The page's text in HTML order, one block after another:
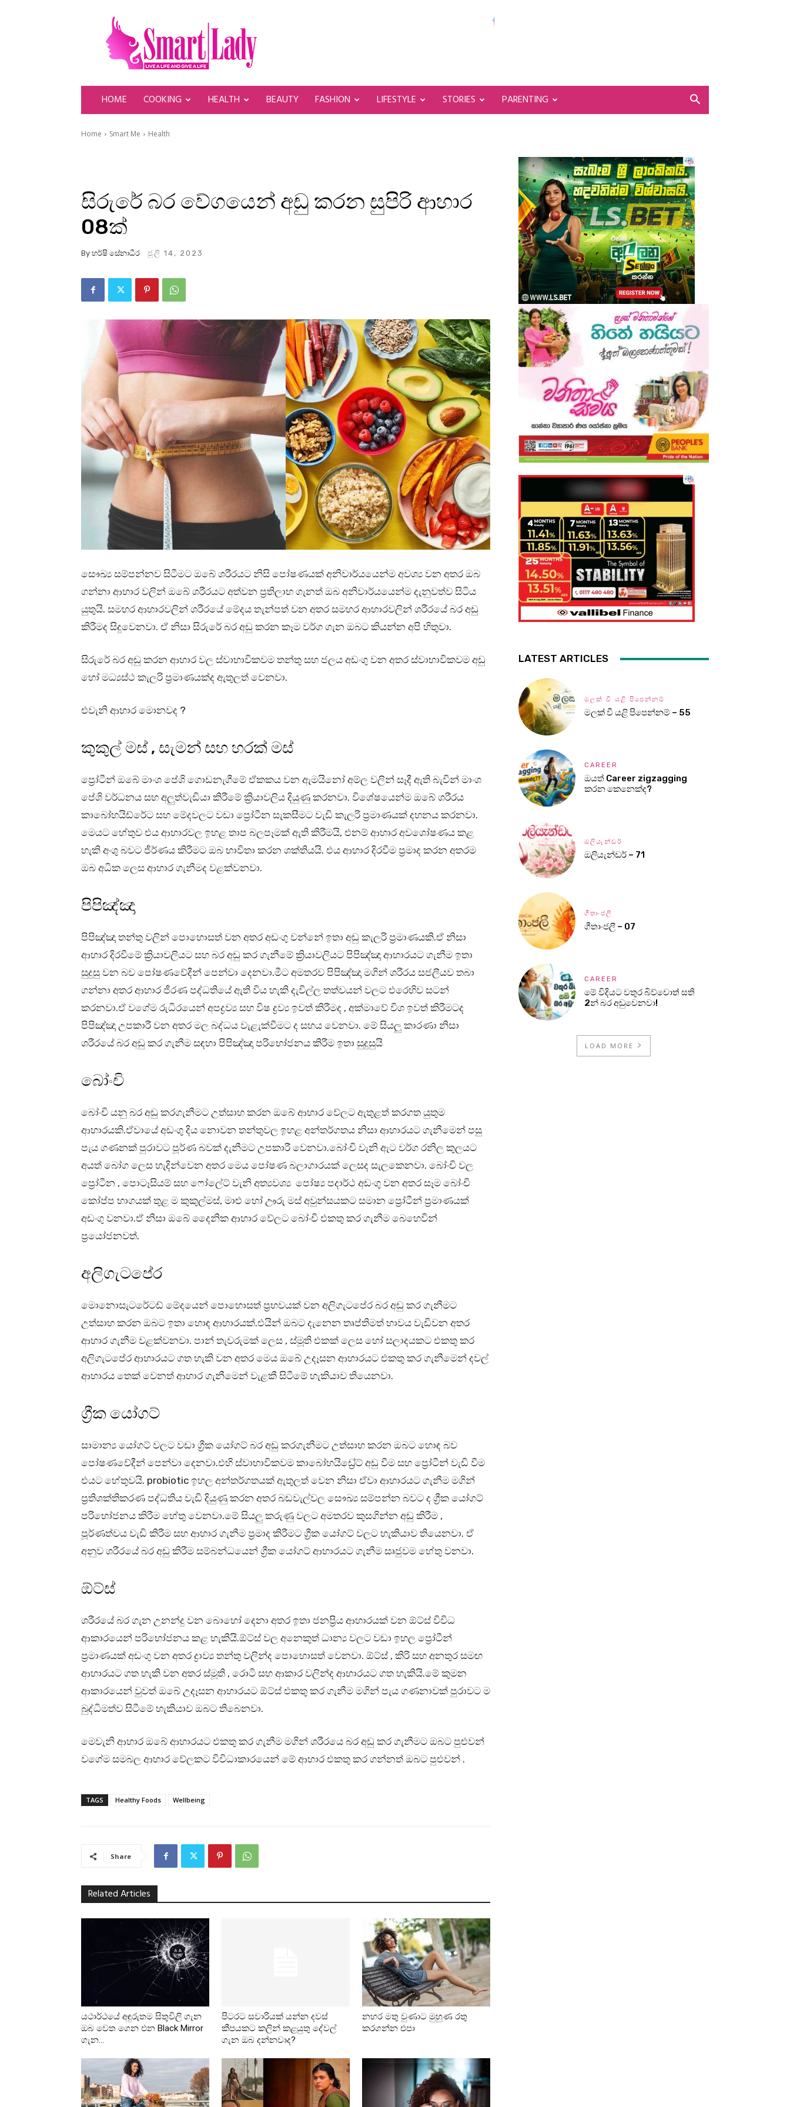
SmartLady
HOME COOKING HEALTH BEAUTY FASHION LIFESTYLE STORIES PARENTING
Home Smart Me Health
සිරුරේ බර වේගයෙන් අඩු කරන සුපිරි ආහාර
08ක්
By හර්ෂි සේනාධීර ජූලි 14, 2023
සෞඛ්‍ය සම්පන්නව සිටීමට ඔබේ ශරීරයට නිසි පෝෂණයක් අනිවාර්යයෙන්ම අවශ්‍ය වන අතර ඔබ
ගන්නා ආහාර වලින් ඔබේ ශරීරයට අත්වන ප්‍රතිලාභ ගැනත් ඔබ අනිවාර්යයෙන්ම දැනුවත්ව සිටිය
යුතුයි. සමහර ආහාරවලින් ශරීරයේ මේදය තැන්පත් වන අතර සමහර ආහාරවලින් ශරීරයේ බර අඩු
කිරීමද සිදුවෙනවා. ඒ නිසා සිරුරේ බර අඩු කරන කෑම වර්ග ගැන ඔබට කියන්න අපි හිතුවා.
සිරුරේ බර අඩු කරන ආහාර වල ස්වාභාවිකවම තන්තු සහ ජලය අඩංගු වන අතර ස්වාභාවිකවම අඩු
හෝ මධ්‍යස්ථ කැලරි ප්‍රමාණයක්ද ඇතුලත් වෙනවා.
එවැනි ආහාර මොනවද ?
කුකුල් මස් , සැමන් සහ හරක් මස්
ප්‍රෝටීන් ඔබේ මාංශ පේශි ගොඩනැගීමේ ඒකකය වන ඇමයිනෝ අම්ල වලින් සෑදී ඇති බැවින් මාංශ
පේශි වර්ධනය සහ අලුත්වැඩියා කිරීමේ ක්‍රියාවලිය දියුණු කරනවා. විශේෂයෙන්ම ඔබේ ශරීරය
කාබෝහයිඩ්රේට සහ මේදවලට වඩා ප්‍රෝටීන සැකසීමට වැඩි කැලරි ප්‍රමාණයක් දහනය කරනවා.
මෙයට හේතුව එය ආහාරවල ඉහළ තාප බලපෑමක් ඇති කිරීමයි, එනම් ආහාර අවශෝෂණය කළ
හැකි අංශු බවට ජීර්ණය කිරීමට ඔබ භාවිතා කරන ශක්තියයි. එය ආහාර දිරවීම ප්‍රමාද කරන අතරම
ඔබ අධික ලෙස ආහාර ගැනීමද වළක්වනවා.
පිපිඤ්ඤා
පිපිඤ්ඤා තන්තු වලින් පොහොසත් වන අතර අඩංගු වන්නේ ඉතා අඩු කැලරි ප්‍රමාණයකි.ඒ නිසා
ආහාර දිරවීමේ ක්‍රියාවලියට සහ බර අඩු කර ගැනීමේ ක්‍රියාවලියට පිපිඤ්ඤා ආහාරයට ගැනීම ඉතා
සුදුසු වන බව පෝෂණවේදීන් පෙන්වා දෙනවා.මීට අමතරව පිපිඤ්ඤා මගින් ශරීරය සජලීයව තබා
ගන්නා අතර ආහාර ජීරණ පද්ධතියේ ඇති විය හැකි දැවිල්ල තත්වයන් වලට එරෙහිව සටන්
කරනවා.ඒ වගේම රුධිරයෙන් අපද්‍රව්‍ය සහ විෂ ද්‍රව්‍ය ඉවත් කිරීමද , අක්මාවේ විශ ඉවත් කිරීමටද
පිපිඤ්ඤා උපකාරී වන අතර මල බද්ධය වැළැක්වීමට ද සහය වෙනවා. මේ සියලු කාරණා නිසා
ශරීරයේ බර අඩු කර ගැනීම සඳහා පිපිඤ්ඤා පරිභෝජනය කිරීම ඉතා සුදුසුයි
බෝංචි
බෝංචි යනු බර අඩු කරගැනීමට උත්සාහ කරන ඔබේ ආහාර වේලට ඇතුළත් කරගත යුතුම
ආහාරයකි.ඒවායේ අඩංගු දිය නොවන තන්තුවල ඉහළ අන්තර්ගතය නිසා ආහාරයට ගැනීමෙන් පසු
පැය ගණනක් පුරාවට පූර්ණ බවක් දැනීමට උපකාරී වෙනවා.බෝංචි වැනි ඇට වර්ග රනිල කුලයට
අයත් බෝග ලෙස හැදින්වෙන අතර මෙය පෝෂණ බලාගාරයක් ලෙසද සැලකෙනවා. බෝංචි වල
ප්‍රෝටීන , පොටෑසියම් සහ ෆෝලේට් වැනි අත්‍යවශ්‍ය පෝෂ්‍ය පදාර්ථ අඩංගු වන අතර සෑම බෝංචි
කෝප්ප භාගයක් තුළ ම කුකුල්මස්, මාළු හෝ ඌරු මස් අවුන්සයකට සමාන ප්‍රෝටීන් ප්‍රමාණයක්
අඩංගු වනවා.ඒ නිසා ඔබේ දෛනික ආහාර වේලට බෝංචි එකතු කර ගැනීම බෙහෙවින්
ප්‍රයෝජනවත්.
අලිගැටපේර
මොනොසැටරේටඩ් මේදයෙන් පොහොසත් ප්‍රභවයක් වන අලිගැටපේර බර අඩු කර ගැනීමට
උත්සාහ කරන ඔබට ඉතා හොඳ ආහාරයක්.එයින් ඔබට දැනෙන තෘප්තිමත් භාවය වැඩිවන අතර
ආහාර ගැනීම වළක්වනවා. පාන් තැවරුමක් ලෙස , ස්මූති එකක් ලෙස හෝ සලාදයකට එකතු කර
අලිගැටපේර ආහාරයට ගත හැකි වන අතර මෙය ඔබේ උදෑසන ආහාරයට එකතු කර ගැනීමෙන් දවල්
ආහාරය තෙක් වෙනත් ආහාර ගැනීමෙන් වැළකී සිටීමේ හැකියාව තියෙනවා.
ග්‍රීක යෝගට්
සාමාන්‍ය යෝගට් වලට වඩා ග්‍රීක යෝගට් බර අඩු කරගැනීමට උත්සාහ කරන ඔබට හොඳ බව
පෝෂණවේදීන් පෙන්වා දෙනවා.එහි ස්වාභාවිකවම කාබෝහයිඩ්‍රේට් අඩු වීම සහ ප්‍රෝටීන් වැඩි වීම
එයට හේතුවයි. probiotic ඉහල අන්තර්ගතයක් ඇතුලත් වෙන නිසා ඒවා ආහාරයට ගැනීම මගින්
ප්‍රතිශක්තිකරණ පද්ධතිය වැඩි දියුණු කරන අතර බඩවැල්වල සෞඛ්‍ය සම්පන්න බවට ද ග්‍රීක යෝගට්
පරිභෝජනය කිරීම හේතු වෙනවා.මේ සියලු කරුණු වලට අමතරව කුසගින්න අඩු කිරීම ,
පූර්ණත්වය වැඩි කිරීම සහ ආහාර ගැනීම ප්‍රමාද කිරීමට ග්‍රීක යෝගට් වලට හැකියාව තියෙනවා. ඒ
අනුව ශරීරයේ බර අඩු කිරීම සම්බන්ධයෙන් ග්‍රීක යෝගට් ආහාරයට ගැනීම සෘජුවම හේතු වනවා.
ඕට්ස්
ශරීරයේ බර ගැන උනන්දු වන බොහෝ දෙනා අතර ඉතා ජනප්‍රිය ආහාරයක් වන ඕට්ස් විවිධ
ආකාරයෙන් පරිභෝජනය කළ හැකියි.ඕට්ස් වල අනෙකුත් ධාන්‍ය වලට වඩා ඉහල ප්‍රෝටීන්
ප්‍රමාණයක් අඩංගු වන අතර ද්‍රාව්‍ය තන්තු වලින්ද පොහොසත් වෙනවා. ඕට්ස් , කිරි සහ අනතුර සමඟ
ආහාරයට ගත හැකි වන අතර ස්මූති , රොටි සහ ආකාර වලින්ද ආහාරයට ගත හැකියි.මේ කුමන
ආකාරයෙන් වුවත් ඔබේ උදෑසන ආහාරයට ඕට්ස් එකතු කර ගැනීම මගින් පැය ගණනාවක් පුරාවට ම
බුද්ධිමත්ව සිටීමේ හැකියාව ඔබට තිබෙනවා.
මෙවැනි ආහාර ඔබේ ආහාරයට එකතු කර ගැනීම මගින් ශරීරයෙ බර අඩු කර ගැනීමට ඔබට පුළුවන්
වගේම සමබල ආහාර වේලකට විවිධාකාරයෙන් මේ ආහාර එකතු කර ගන්නත් ඔබට පුළුවන් .
TAGS Healthy Foods Wellbeing
Share
Related Articles
යථාර්ථයේ අඳුරුතම සිතුවිලි ගැන
ඔබ වෙත ගෙන එන Black Mirror
ගැන...
පිටරට සවාරියක් යන්න දවස්
කීපයකට කලින් කළයුතු දේවල්
ගැන ඔබ දන්නවාද?
නහර මතු වුණාට මුහුණ රතු
කරගන්න එපා
LATEST ARTICLES
මලක් වී යළි පිපෙන්නම්
මලක් වී යළි පිපෙන්නම් – 55
CAREER
ඔයත් Career zigzagging
කරන කෙනෙක්ද?
ඔලියැන්ඩර්
ඔලියැන්ඩර් – 71
ගීතාංජලී
ගීතාංජලී – 07
CAREER
මේ විදියට වතුර බිව්වොත් සති
2න් බර අඩුවෙනවා!
LOAD MORE